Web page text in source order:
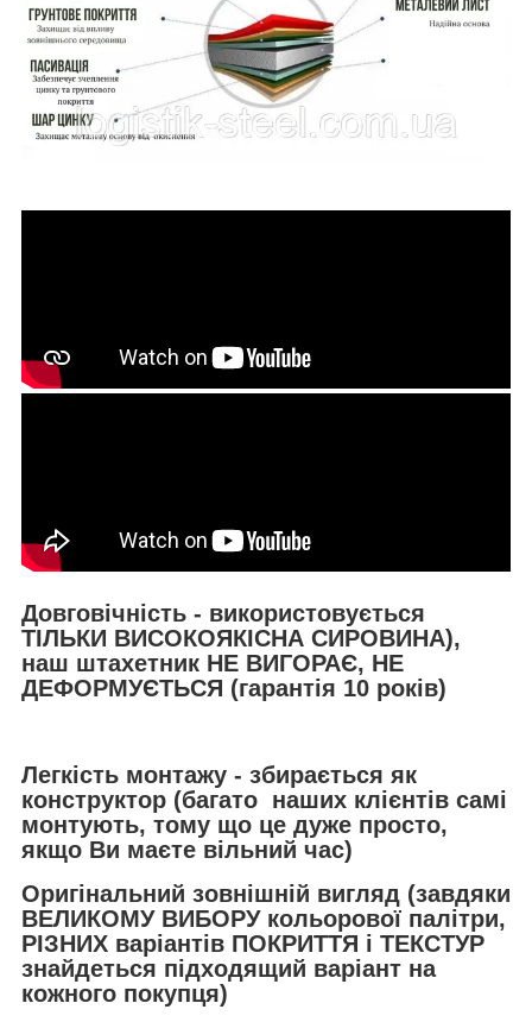
Довговічність - використовується
ТІЛЬКИ ВИСОКОЯКІСНА СИРОВИНА),
наш штахетник НЕ ВИГОРАЄ, НЕ
ДЕФОРМУЄТЬСЯ (гарантія 10 років)
Легкість монтажу - збирається як
конструктор (багато наших клієнтів самі
монтують, тому що це дуже просто,
якщо Ви маєте вільний час)
Оригінальний зовнішній вигляд (завдяки
ВЕЛИКОМУ ВИБОРУ кольорової палітри,
РІЗНИХ варіантів ПОКРИТТЯ і ТЕКСТУР
знайдеться підходящий варіант на
кожного покупця)